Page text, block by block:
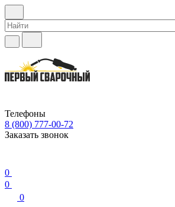
Телефоны
8 (800) 777-00-72
Заказать звонок
0
0
0